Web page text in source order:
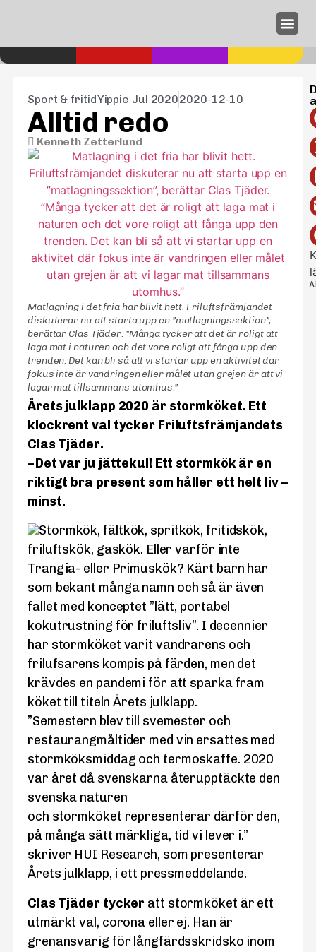
Sport & fritidYippie Jul 20202020-12-10
Alltid redo
Kenneth Zetterlund
Matlagning i det fria har blivit hett. Friluftsfrämjandet
diskuterar nu att starta upp en ”matlagningssektion”,
berättar Clas Tjäder. ”Många tycker att det är roligt att
laga mat i naturen och det vore roligt att fånga upp den
trenden. Det kan bli så att vi startar upp en aktivitet där
fokus inte är vandringen eller målet utan grejen är att vi
lagar mat tillsammans utomhus.”
Årets julklapp 2020 är stormköket. Ett
klockrent val tycker Friluftsfrämjandets
Clas Tjäder.
– Det var ju jättekul! Ett stormkök är en
riktigt bra present som håller ett helt liv –
minst.
Stormkök, fältkök, spritkök, fritidskök,
friluftskök, gaskök. Eller varför inte
Trangia- eller Primuskök? Kärt barn har
som bekant många namn och så är även
fallet med konceptet ”lätt, portabel
kokutrustning för friluftsliv”. I decennier
har stormköket varit vandrarens och
frilufsarens kompis på färden, men det
krävdes en pandemi för att sparka fram
köket till titeln Årets julklapp.
”Semestern blev till svemester och
restaurangmåltider med vin ersattes med
stormköksmiddag och termoskaffe. 2020
var året då svenskarna återupptäckte den
svenska naturen
och stormköket representerar därför den,
på många sätt märkliga, tid vi lever i.”
skriver HUI Research, som presenterar
Årets julklapp, i ett pressmeddelande.
Clas Tjäder tycker att stormköket är ett
utmärkt val, corona eller ej. Han är
grenansvarig för långfärdsskridsko inom